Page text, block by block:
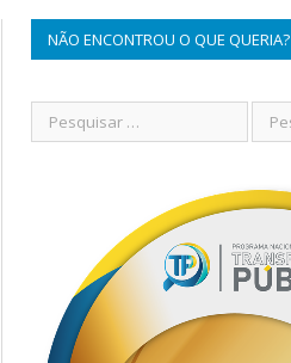
NÃO ENCONTROU O QUE QUERIA?